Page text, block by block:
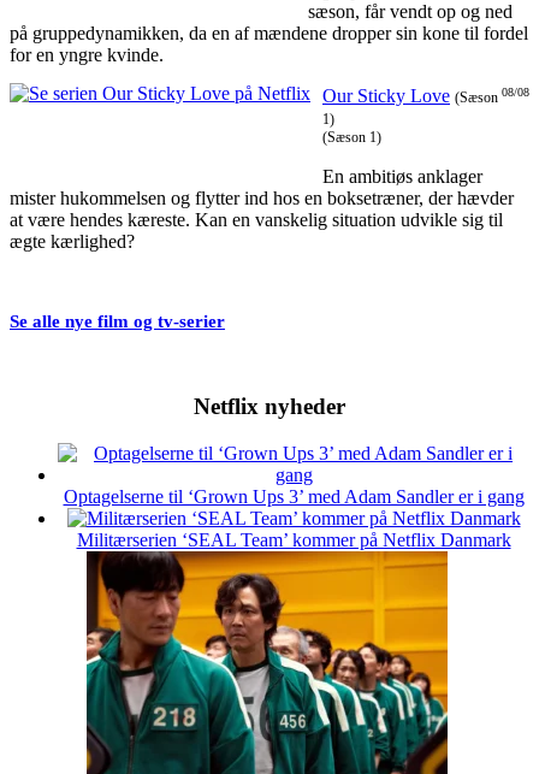
sæson, får vendt op og ned
på gruppedynamikken, da en af mændene dropper sin kone til fordel
for en yngre kvinde.
08/08
Our Sticky Love (Sæson
1)
(Sæson 1)
En ambitiøs anklager
mister hukommelsen og flytter ind hos en boksetræner, der hævder
at være hendes kæreste. Kan en vanskelig situation udvikle sig til
ægte kærlighed?
Se alle nye film og tv-serier
Netflix nyheder
Optagelserne til ‘Grown Ups 3’ med Adam Sandler er i gang
Militærserien ‘SEAL Team’ kommer på Netflix Danmark